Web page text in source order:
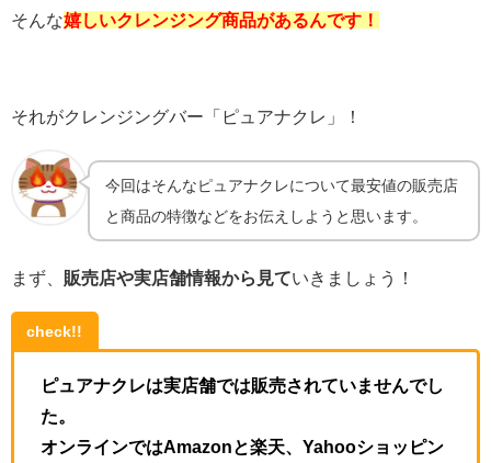
そんな嬉しいクレンジング商品があるんです！
それがクレンジングバー「ピュアナクレ」！
今回はそんなピュアナクレについて最安値の販売店
と商品の特徴などをお伝えしようと思います。
まず、 販売店や実店舗情報から見ていきましょう！
check!!
ピュアナクレは実店舗では販売されていませんでし
た。
オンラインではAmazonと楽天、Yahooショッピン